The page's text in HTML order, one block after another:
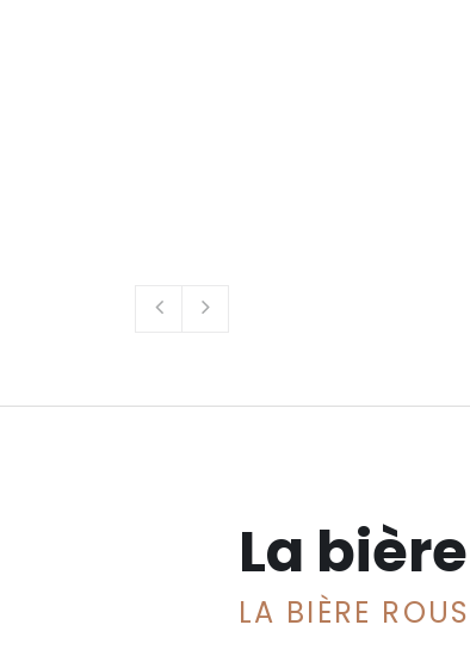
La
LA BIÈRE